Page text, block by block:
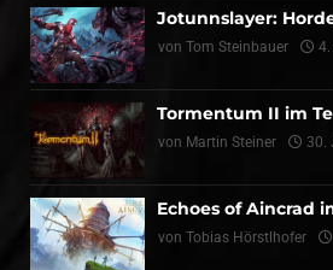
Jotunnslayer:
von Tom Steinbauer
Tormentum II im
von Martin Steiner 30.
Echoes of Aincrad
von Tobias Hörstlhofer